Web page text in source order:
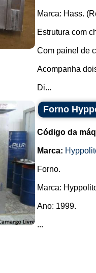
Marca: Hass.
Estrutura com
Com painel de
Acompanha
Di...
Forno
Código da
Marca:
Forno.
Marca:
Ano: 1999.
...